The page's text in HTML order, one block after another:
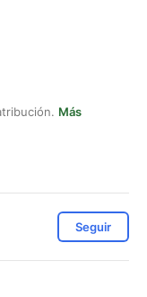
Más
Seguir